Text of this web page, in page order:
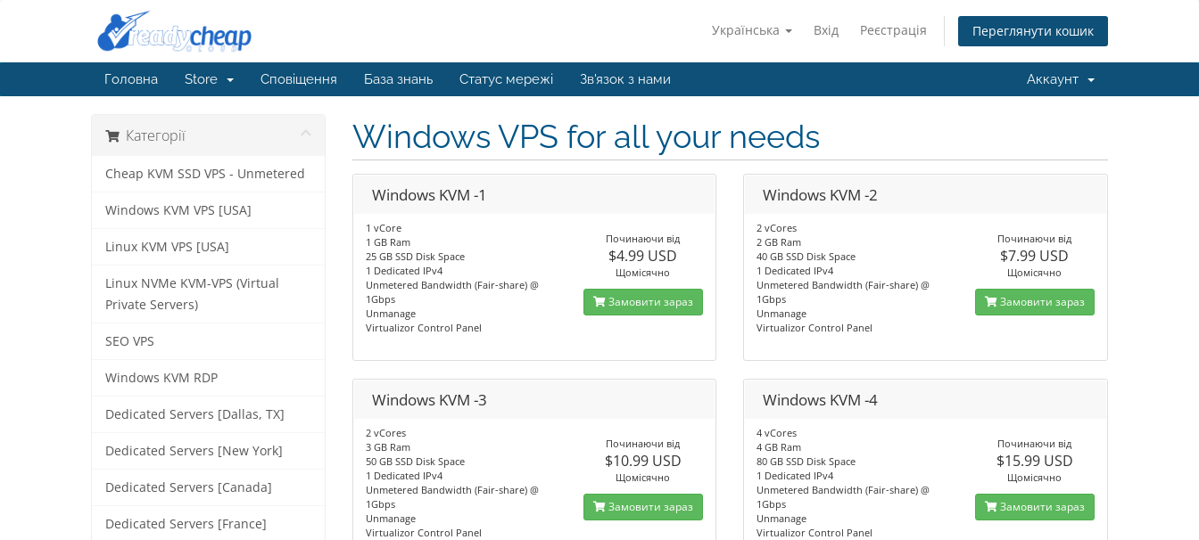
Українська Вхід Реєстрація Переглянути кошик
Головна Store Сповіщення База знань Статус мережі Зв'язок з нами Аккаунт
Категорії
Cheap KVM SSD VPS - Unmetered
Windows KVM VPS [USA]
Linux KVM VPS [USA]
Linux NVMe KVM-VPS (Virtual
Private Servers)
SEO VPS
Windows KVM RDP
Dedicated Servers [Dallas, TX]
Dedicated Servers [New York]
Dedicated Servers [Canada]
Dedicated Servers [France]
Windows VPS for all your needs
Windows KVM -1
1 vCore
1 GB Ram
25 GB SSD Disk Space
1 Dedicated IPv4
Unmetered Bandwidth (Fair-share) @
1Gbps
Unmanage
Virtualizor Control Panel
Починаючи від
$4.99 USD
Щомісячно
Замовити зараз
Windows KVM -2
2 vCores
2 GB Ram
40 GB SSD Disk Space
1 Dedicated IPv4
Unmetered Bandwidth (Fair-share) @
1Gbps
Unmanage
Virtualizor Control Panel
Починаючи від
$7.99 USD
Щомісячно
Замовити зараз
Windows KVM -3
2 vCores
3 GB Ram
50 GB SSD Disk Space
1 Dedicated IPv4
Unmetered Bandwidth (Fair-share) @
1Gbps
Unmanage
Virtualizor Control Panel
Починаючи від
$10.99 USD
Щомісячно
Замовити зараз
Windows KVM -4
4 vCores
4 GB Ram
80 GB SSD Disk Space
1 Dedicated IPv4
Unmetered Bandwidth (Fair-share) @
1Gbps
Unmanage
Virtualizor Control Panel
Починаючи від
$15.99 USD
Щомісячно
Замовити зараз